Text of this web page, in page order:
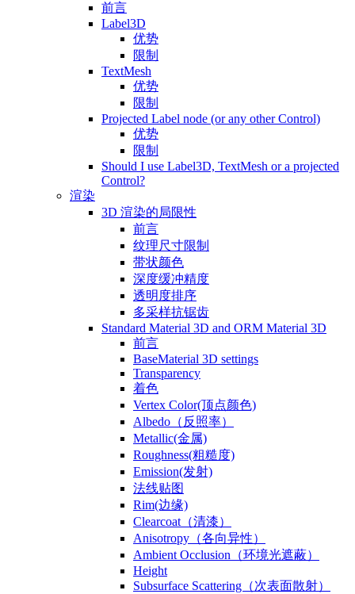
前言
Label3D
优势
限制
TextMesh
优势
限制
Projected Label node (or any other Control)
优势
限制
Should I use Label3D, TextMesh or a projected
Control?
渲染
3D 渲染的局限性
前言
纹理尺寸限制
带状颜色
深度缓冲精度
透明度排序
多采样抗锯齿
Standard Material 3D and ORM Material 3D
前言
BaseMaterial 3D settings
Transparency
着色
Vertex Color(顶点颜色)
Albedo（反照率）
Metallic(金属)
Roughness(粗糙度)
Emission(发射)
法线贴图
Rim(边缘)
Clearcoat（清漆）
Anisotropy（各向异性）
Ambient Occlusion（环境光遮蔽）
Height
Subsurface Scattering（次表面散射）